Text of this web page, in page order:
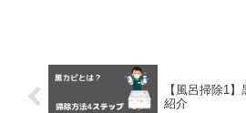
【風呂掃除1
紹介